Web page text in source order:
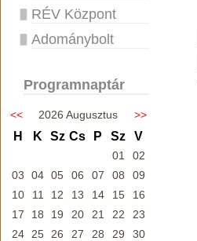
RÉV Központ
Adománybolt
Programnaptár
<< 2026 Augusztus >>
H K Sz Cs P Sz V
01
02
03
04 05 06 07 08
09
10
11 12 13 14 15
16
17
18 19 20 21 22
23
24
25 26 27 28 29
30